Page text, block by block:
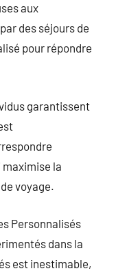
aux
des séjours de
pour répondre
garantissent
la
voyage.
Personnalisés
dans la
est inestimable,